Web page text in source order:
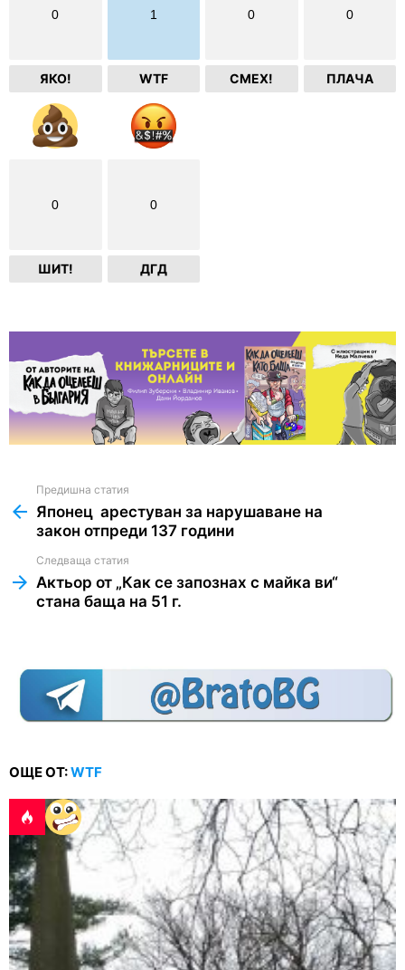
0
ЯКО!
1
WTF
0
СМЕХ!
0
ПЛАЧА
0
ШИТ!
0
ДГД
more
Предишна статия
Японец арестуван за нарушаване на
закон отпреди 137 години
Следваща статия
Актьор от „Как се запознах с майка ви“
стана баща на 51 г.
ОЩЕ ОТ:WTF